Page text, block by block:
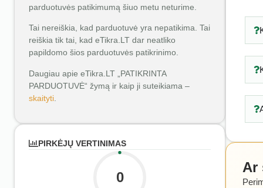
parduotuvės patikimumą šiuo metu neturime.
Tai nereiškia, kad parduotuvė yra nepatikima. Tai
reiškia tik tai, kad eTikra.LT dar neatliko
papildomo šios parduotuvės patikrinimo.
Daugiau apie eTikra.LT „PATIKRINTA
PARDUOTUVĖ“ žymą ir kaip ji suteikiama –
skaityti
PIRKĖJŲ VERTINIMAS
0
Ar